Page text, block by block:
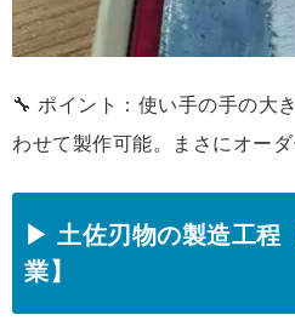
🔧 ポイント：使い手の手の大
わせて製作可能。まさにオーダ
▶ 土佐刃物の製造工程
業】